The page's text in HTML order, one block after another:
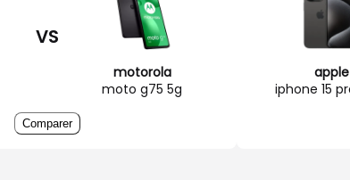
VS
motorola
moto g75 5g
Comparer
apple
iphone 15